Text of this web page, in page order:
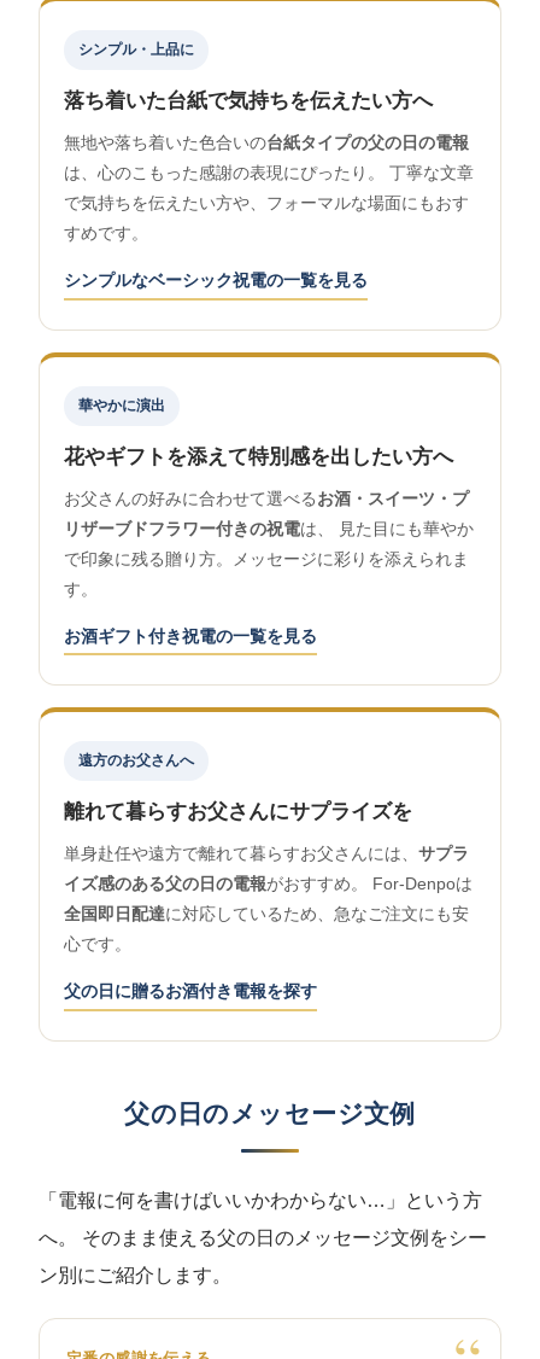
シンプル・上品に
落ち着いた台紙で気持ちを伝えたい方へ
無地や落ち着いた色合いの台紙タイプの父の日の電報
は、心のこもった感謝の表現にぴったり。 丁寧な文章
で気持ちを伝えたい方や、フォーマルな場面にもおす
すめです。
シンプルなベーシック祝電の一覧を見る
華やかに演出
花やギフトを添えて特別感を出したい方へ
お父さんの好みに合わせて選べるお酒・スイーツ・プ
リザーブドフラワー付きの祝電は、 見た目にも華やか
で印象に残る贈り方。メッセージに彩りを添えられま
す。
お酒ギフト付き祝電の一覧を見る
遠方のお父さんへ
離れて暮らすお父さんにサプライズを
単身赴任や遠方で離れて暮らすお父さんには、 サプラ
イズ感のある父の日の電報がおすすめ。 For-Denpoは
全国即日配達に対応しているため、急なご注文にも安
心です。
父の日に贈るお酒付き電報を探す
父の日のメッセージ文例
「電報に何を書けばいいかわからない…」という方
へ。 そのまま使える父の日のメッセージ文例をシー
ン別にご紹介します。